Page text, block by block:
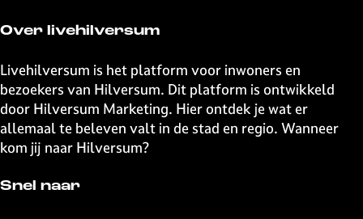
Over livehilversum
Livehilversum is het platform voor inwoners en
bezoekers van Hilversum. Dit platform is ontwikkeld
door Hilversum Marketing. Hier ontdek je wat er
allemaal te beleven valt in de stad en regio. Wanneer
kom jij naar Hilversum?
Snel naar